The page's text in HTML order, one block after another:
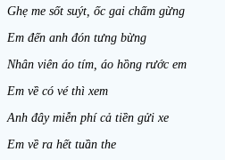
Ghẹ me sốt suýt, ốc gai chấm gừng
Em đến anh đón tưng bừng
Nhân viên áo tím, áo hồng rước em
Em về có vé thì xem
Anh đây miễn phí cả tiền gửi xe
Em về ra hết tuần the